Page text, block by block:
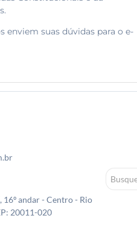
enviem suas dúvidas para o e-
16º andar - Centro - Rio
20011-020